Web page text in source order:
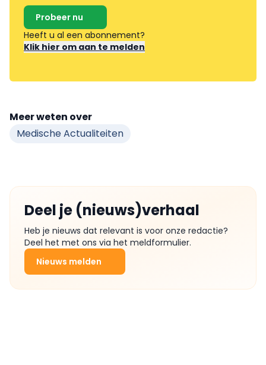
Probeer nu
Heeft u al een abonnement?
Klik hier om aan te melden
Meer weten over
Medische Actualiteiten
Deel je (nieuws)verhaal
Heb je nieuws dat relevant is voor onze redactie?
Deel het met ons via het meldformulier.
Nieuws melden